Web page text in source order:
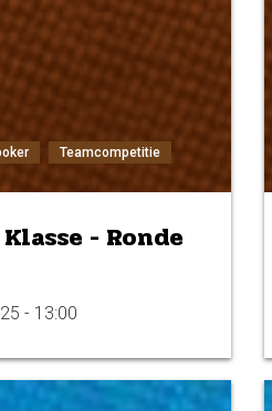
Teamcompetitie
- Ronde
- 13:00